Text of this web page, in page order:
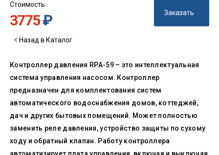
Стоимость:
3775₽ Заказать
Назад в Каталог
Контроллер давления RPA-59 – это интеллектуальная
система управления насосом. Контроллер
предназначен для комплектования систем
автоматического водоснабжения домов, коттеджей,
дач и других бытовых помещений. Может полностью
заменить реле давления, устройство защиты по сухому
ходу и обратный клапан. Работу контроллера